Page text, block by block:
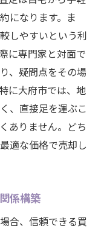
になります。ま
しやすいという利
に専門家と対面で
、疑問点をその場
に大府市では、地
、直接足を運ぶこ
ありません。どち
適な価格で売却し
係構築
合、信頼できる買